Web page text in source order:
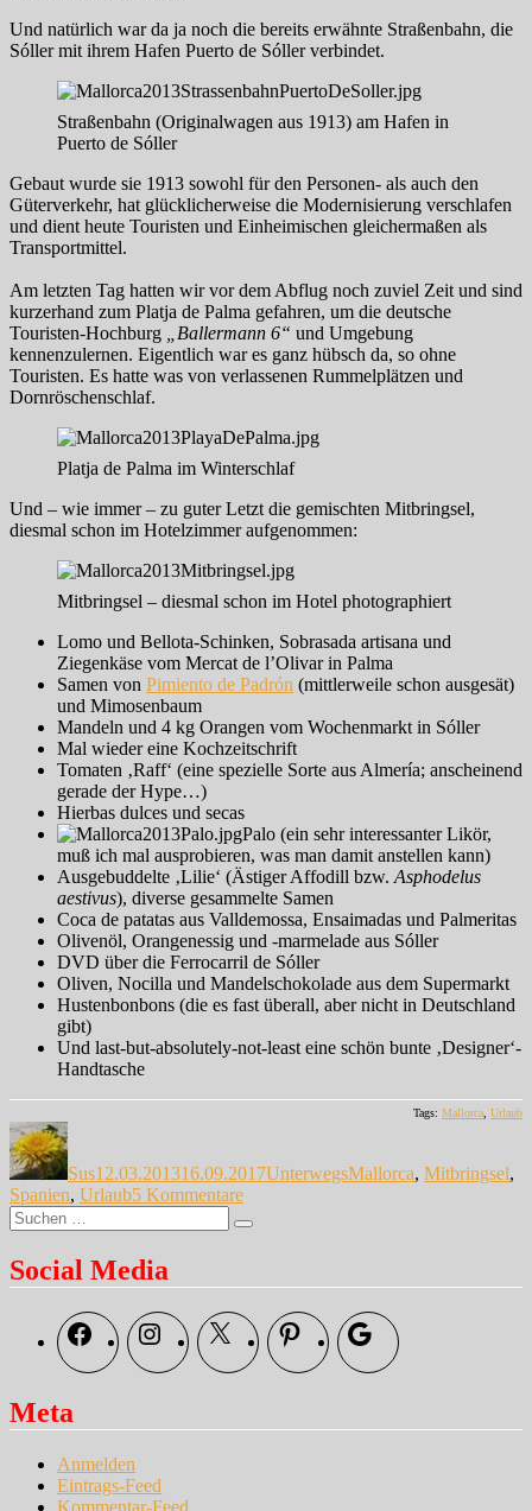
Und natürlich war da ja noch die bereits erwähnte Straßenbahn, die
Sóller mit ihrem Hafen Puerto de Sóller verbindet.
Straßenbahn (Originalwagen aus 1913) am Hafen in
Puerto de Sóller
Gebaut wurde sie 1913 sowohl für den Personen- als auch den
Güterverkehr, hat glücklicherweise die Modernisierung verschlafen
und dient heute Touristen und Einheimischen gleichermaßen als
Transportmittel.
Am letzten Tag hatten wir vor dem Abflug noch zuviel Zeit und sind
kurzerhand zum Platja de Palma gefahren, um die deutsche
Touristen-Hochburg
„Ballermann 6“ und Umgebung
kennenzulernen. Eigentlich war es ganz hübsch da, so ohne
Touristen. Es hatte was von verlassenen Rummelplätzen und
Dornröschenschlaf.
Platja de Palma im Winterschlaf
Und – wie immer – zu guter Letzt die gemischten Mitbringsel,
diesmal schon im Hotelzimmer aufgenommen:
Mitbringsel – diesmal schon im Hotel photographiert
Lomo und Bellota-Schinken, Sobrasada artisana und
Ziegenkäse vom Mercat de l’Olivar in Palma
Samen von Pimiento de Padrón (mittlerweile schon ausgesät)
und Mimosenbaum
Mandeln und 4 kg Orangen vom Wochenmarkt in Sóller
Mal wieder eine Kochzeitschrift
Tomaten ‚Raff‘ (eine spezielle Sorte aus Almería; anscheinend
gerade der Hype…)
Hierbas dulces und secas
Palo (ein sehr interessanter Likör,
muß ich mal ausprobieren, was man damit anstellen kann)
Ausgebuddelte ‚Lilie‘ (Ästiger Affodill bzw. Asphodelus
aestivus), diverse gesammelte Samen
Coca de patatas aus Valldemossa, Ensaimadas und Palmeritas
Olivenöl, Orangenessig und -marmelade aus Sóller
DVD über die Ferrocarril de Sóller
Oliven, Nocilla und Mandelschokolade aus dem Supermarkt
Hustenbonbons (die es fast überall, aber nicht in Deutschland
gibt)
Und last-but-absolutely-not-least eine schön bunte ‚Designer‘-
Handtasche
Tags: Mallorca Urlaub
Autor
Sus12.03.201316.09.2017UnterwegsMallorca, Mitbringsel,
Spanien, Urlaub5 Kommentarezu
Suche
nach:
Suchen
Social Media
FacebookInstagramX Pinterest Google
Meta
Anmelden
Eintrags-Feed
Kommentar-Feed